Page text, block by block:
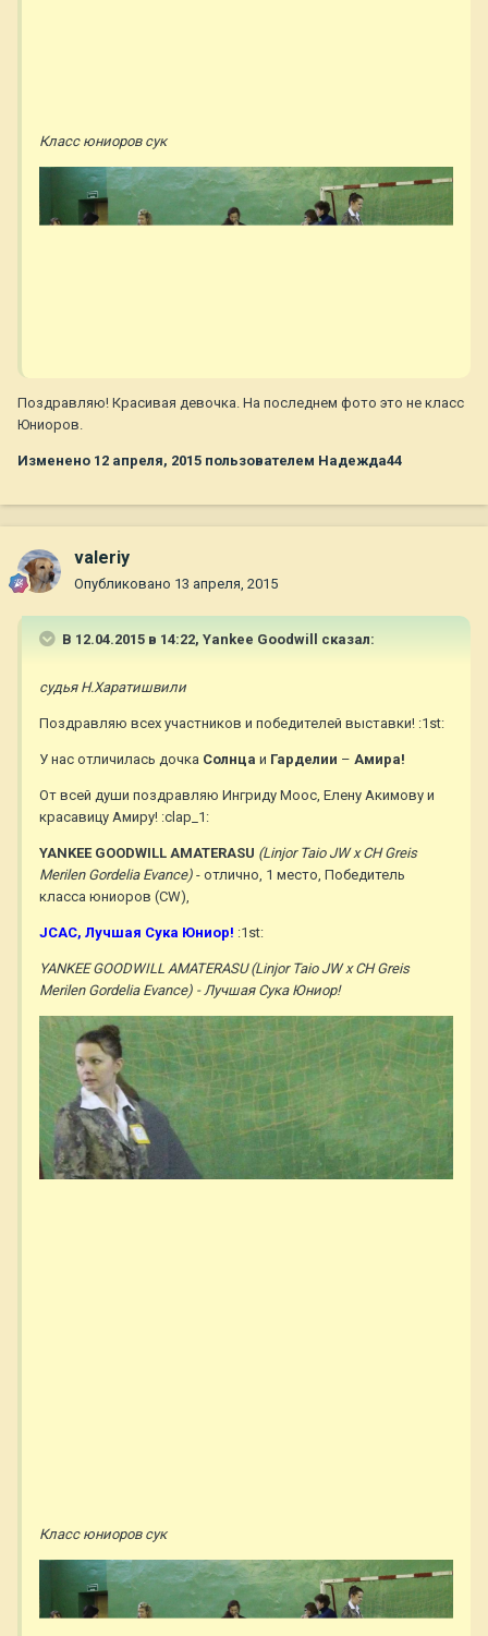
Класс юниоров сук
Поздравляю! Красивая девочка. На последнем фото это не класс
Юниоров.
Изменено 12 апреля, 2015 пользователем Надежда44
valeriy
Опубликовано 13 апреля, 2015
В 12.04.2015 в 14:22, Yankee Goodwill сказал:
судья Н.Харатишвили
Поздравляю всех участников и победителей выставки! :1st:
У нас отличилась дочка Солнца и Гарделии – Амира!
От всей души поздравляю Ингриду Моос, Елену Акимову и
красавицу Амиру! :clap_1:
YANKEE GOODWILL AMATERASU (Linjor Taio JW х CH Greis
Merilen Gordelia Evance) - отлично, 1 место, Победитель
класса юниоров (CW),
JСАС, Лучшая Сука Юниор! :1st:
YANKEE GOODWILL AMATERASU (Linjor Taio JW х CH Greis
Merilen Gordelia Evance) - Лучшая Сука Юниор!
Класс юниоров сук